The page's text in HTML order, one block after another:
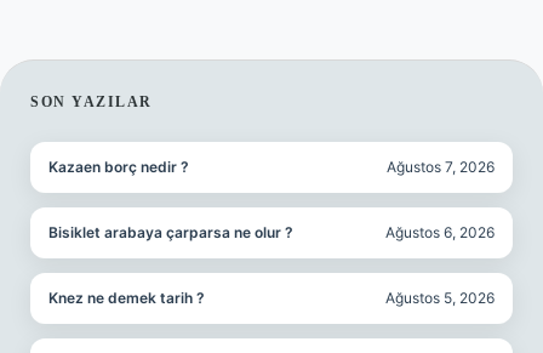
SIDEBAR
SON YAZILAR
Kazaen borç nedir ? Ağustos 7, 2026
Bisiklet arabaya çarparsa ne olur ? Ağustos 6, 2026
Knez ne demek tarih ? Ağustos 5, 2026